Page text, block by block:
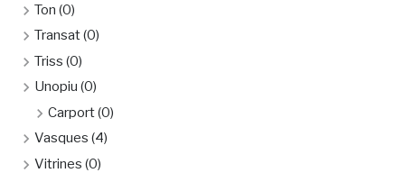
Ton (0)
Transat(0)
Triss (0)
Unopiu (0)
Carport(0)
Vasques (4)
Vitrines (0)